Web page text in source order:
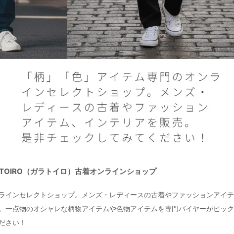
（ガラトイロ）古着オンラインショップ
インセレクトショップ。メンズ・レディースの古着やファッションアイテ
一点物のオシャレな柄物アイテムや色物アイテムを専門バイヤーがピック
さい！